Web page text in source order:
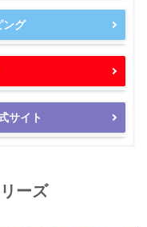
グ
サイト
ーズ